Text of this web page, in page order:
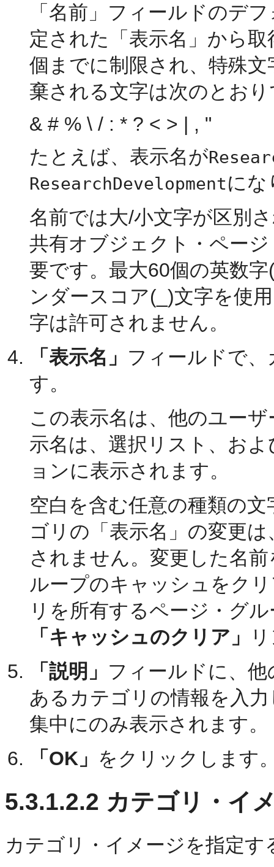
「名前」フィールドのデ
定された「表示名」から
個までに制限され、特殊
棄される文字は次のとお
& # % \ / : * ? < > | , "
たとえば、表示名が
ResearchDevelopmentにな
名前では大/小文字が区別
共有オブジェクト・ペー
要です。最大60個の英数
ンダースコア(_)文字を使
字は許可されません。
「表示名」 フィールドで
す。
この表示名は、他のユー
示名は、選択リスト、お
ョンに表示されます。
空白を含む任意の種類の
ゴリの「表示名」の変更
されません。変更した名
ループのキャッシュをク
リを所有するページ・グ
「キャッシュのクリア」
「説明」 フィールドに、
あるカテゴリの情報を入
集中にのみ表示されます。
「OK」 をクリックします
5.3.1.2.2 カテゴリ・イ
カテゴリ・イメージを指定